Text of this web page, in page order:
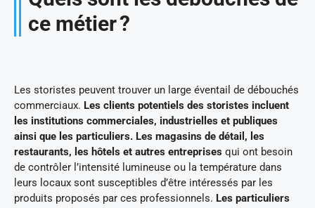
ce métier ?
Les storistes peuvent trouver un large éventail de débouchés
commerciaux. Les clients potentiels des storistes incluent
les institutions commerciales, industrielles et publiques
ainsi que les particuliers. Les magasins de détail, les
restaurants, les hôtels et autres entreprises qui ont besoin
de contrôler l’intensité lumineuse ou la température dans
leurs locaux sont susceptibles d’être intéressés par les
produits proposés par ces professionnels. Les particuliers